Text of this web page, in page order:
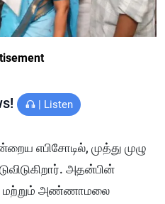
| Listen
எபிசோடில், முத்து முழு
அதன்பின்
மற்றும் அண்ணாமலை